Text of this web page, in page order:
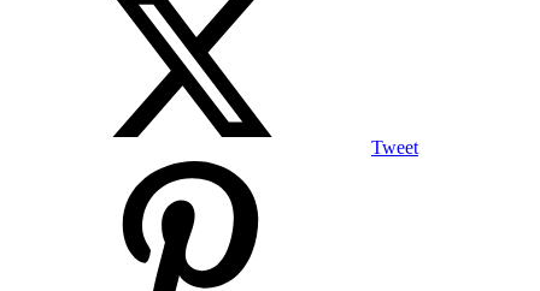
Tweet